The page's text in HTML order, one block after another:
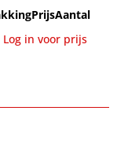
PrijsAantal
Log in voor prijs